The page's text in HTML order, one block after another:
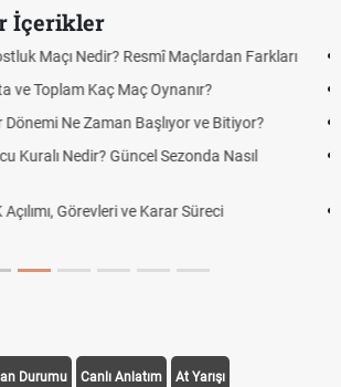
İçerikler
AG, OM ve Diğer Kısaltmalar Ne Anlama Gelir?
Sporda Skor ve Sonuç Kavramları
Temel Futbol Kuralları
Kuralı Nedir? Hangi Organizasyonlarda
Zaman Açıklanacak 2026? ÖSYM Sonuç
Durumu Canlı Anlatım At Yarışı